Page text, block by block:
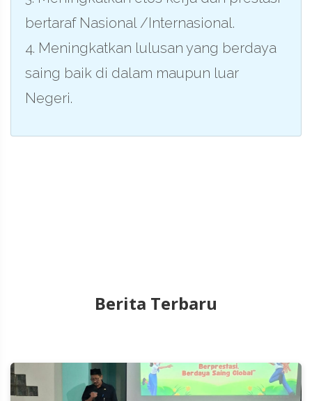
bertaraf Nasional /Internasional.
4. Meningkatkan lulusan yang berdaya
saing baik di dalam maupun luar
Negeri.
Berita Terbaru